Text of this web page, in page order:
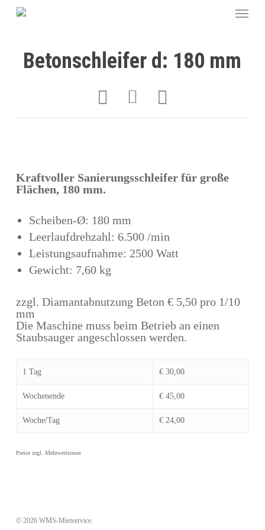
Betonschleifer d: 180 mm
Kraftvoller Sanierungsschleifer für große
Flächen, 180 mm.
Scheiben-Ø: 180 mm
Leerlaufdrehzahl: 6.500 /min
Leistungsaufnahme: 2500 Watt
Gewicht: 7,60 kg
zzgl. Diamantabnutzung Beton € 5,50 pro 1/10
mm
Die Maschine muss beim Betrieb an einen
Staubsauger angeschlossen werden.
1 Tag € 30,00
Wochenende € 45,00
Woche/Tag € 24,00
© 2026 WMS-Mietservice.